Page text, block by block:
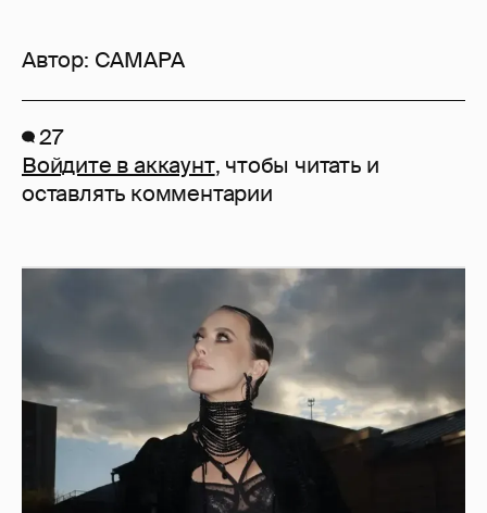
Автор: CAMAPA
27
Войдите в аккаунт, чтобы читать и
оставлять комментарии